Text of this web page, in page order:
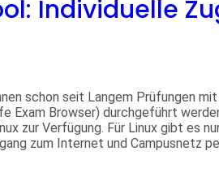
Individuelle
schon seit Langem Prüfungen
Exam Browser) durchgeführt
zur Verfügung. Für Linux gibt es
zum Internet und Campusnetz